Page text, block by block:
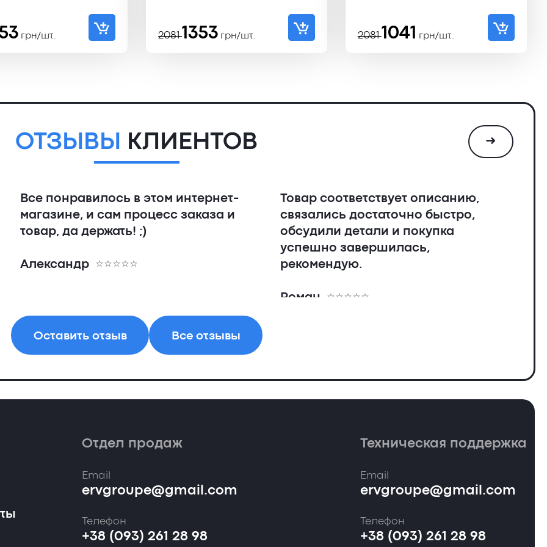
грн/шт. 2081
Первоначальная
1353
Текущаягрн/шт. 2081
Первоначальная
1041
Текущаягрн/шт.
ОТЗЫВЫ КЛИЕНТОВ
Все понравилось в этом интернет-
магазине, и сам процесс заказа и
товар, да держать! ;)
Александр
Товар соответствует описанию,
связались достаточно быстро,
обсудили детали и покупка
успешно завершилась,
рекомендую.
Роман
➜
Оставить отзыв Все отзывы
Отдел продаж
Email
ervgroupe@gmail.com
Телефон
+38 (093) 261 28 98
Техническая поддержка
Email
ervgroupe@gmail.com
Телефон
+38 (093) 261 28 98